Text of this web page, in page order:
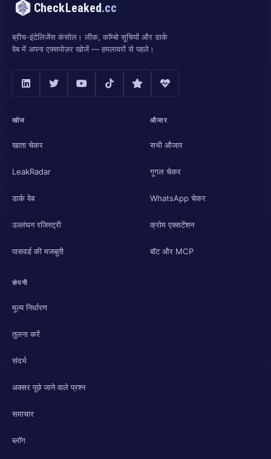
CheckLeaked.cc
ब्रीच-इंटेलिजेंस कंसोल। लीक, कॉम्बो सूचियों और डार्क
वेब में अपना एक्सपोज़र खोजें — हमलावरों से पहले।
खोज
खाता चेकर
LeakRadar
डार्क वेब
उल्लंघन रजिस्ट्री
पासवर्ड की मजबूती
औजार
सभी औजार
गूगल चेकर
WhatsApp चेकर
क्रोम एक्सटेंशन
बॉट और MCP
कंपनी
मूल्य निर्धारण
तुलना करें
संदर्भ
अक्सर पूछे जाने वाले प्रश्न
समाचार
ब्लॉग